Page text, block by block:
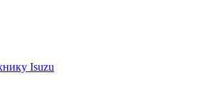
Isuzu